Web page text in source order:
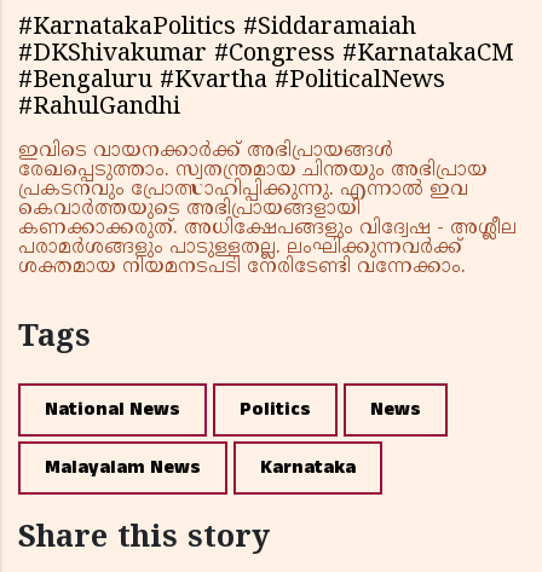
#KarnatakaPolitics #Siddaramaiah
#DKShivakumar #Congress #KarnatakaCM
#Bengaluru #Kvartha #PoliticalNews
#RahulGandhi
ഇവിടെ വായനക്കാർക്ക് അഭിപ്രായങ്ങൾ
രേഖപ്പെടുത്താം. സ്വതന്ത്രമായ ചിന്തയും അഭിപ്രായ
പ്രകടനവും പ്രോത്സാഹിപ്പിക്കുന്നു. എന്നാൽ ഇവ
കെവാർത്തയുടെ അഭിപ്രായങ്ങളായി
കണക്കാക്കരുത്. അധിക്ഷേപങ്ങളും വിദ്വേഷ - അശ്ലീല
പരാമർശങ്ങളും പാടുള്ളതല്ല. ലംഘിക്കുന്നവർക്ക്
ശക്തമായ നിയമനടപടി നേരിടേണ്ടി വന്നേക്കാം.
Tags
National News Politics News
Malayalam News Karnataka
Share this story